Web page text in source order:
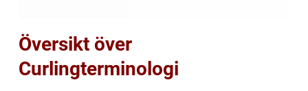
Översikt över
Curlingterminologi